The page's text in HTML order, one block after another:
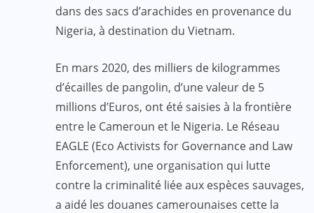
dans des sacs d’arachides en provenance du
Nigeria, à destination du Vietnam.
En mars 2020, des milliers de kilogrammes
d’écailles de pangolin, d’une valeur de 5
millions d’Euros, ont été saisies à la frontière
entre le Cameroun et le Nigeria. Le Réseau
EAGLE (Eco Activists for Governance and Law
Enforcement), une organisation qui lutte
contre la criminalité liée aux espèces sauvages,
a aidé les douanes camerounaises cette la